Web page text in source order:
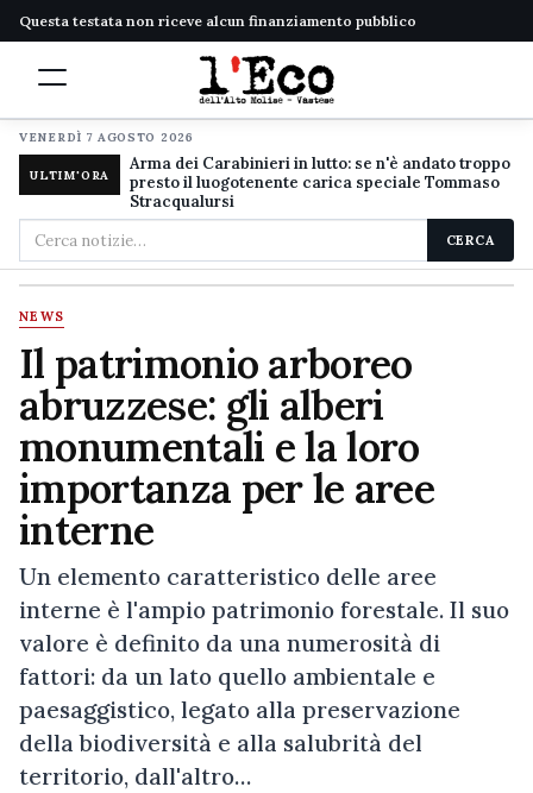
Questa testata non riceve alcun finanziamento pubblico
VENERDÌ 7 AGOSTO 2026
ULTIM'ORA
Arma dei Carabinieri in lutto: se n'è andato troppo
presto il luogotenente carica speciale Tommaso
Stracqualursi
Cerca
nel
sito
CERCA
NEWS
Il patrimonio arboreo
abruzzese: gli alberi
monumentali e la loro
importanza per le aree
interne
Un elemento caratteristico delle aree
interne è l'ampio patrimonio forestale. Il suo
valore è definito da una numerosità di
fattori: da un lato quello ambientale e
paesaggistico, legato alla preservazione
della biodiversità e alla salubrità del
territorio, dall'altro…